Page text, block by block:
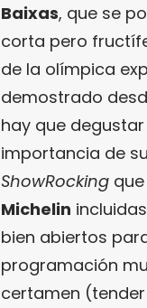
Baixas, que se
corta pero
de la olímpica
demostrado
hay que
importancia de
ShowRocking
Michelin
bien abiertos
programación
certamen